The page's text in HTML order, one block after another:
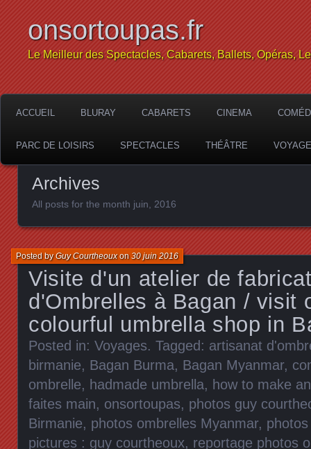
onsortoupas.fr
Le Meilleur des Spectacles, Cabarets, Ballets, Opéras,
ACCUEIL BLURAY CABARETS CINEMA
PARC DE LOISIRS SPECTACLES THÉÂTRE
Archives
All posts for the month juin, 2016
Visite d'un atelier de
d'Ombrelles à Bagan / visit
colourful umbrella shop in
Posted byGuy Courtheouxon30 juin 2016
Posted in: Voyages. Tagged: artisanat
birmanie, Bagan Burma, Bagan Myanmar,
ombrelle, hadmade umbrella, how to make
faites main, onsortoupas, photos guy
Birmanie, photos ombrelles Myanmar,
pictures : guy courtheoux, reportage photos